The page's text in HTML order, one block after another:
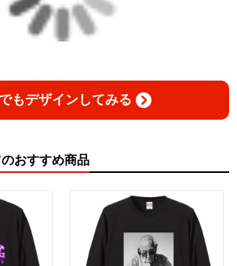
もデザインしてみる
おすすめ商品